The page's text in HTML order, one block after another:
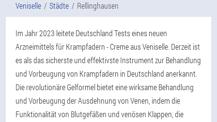
Veniselle Städte Rellinghausen
Im Jahr 2023 leitete Deutschland Tests eines neuen
Arzneimittels für Krampfadern - Creme aus Veniselle. Derzeit ist
es als das sicherste und effektivste Instrument zur Behandlung
und Vorbeugung von Krampfadern in Deutschland anerkannt.
Die revolutionäre Gelformel bietet eine wirksame Behandlung
und Vorbeugung der Ausdehnung von Venen, indem die
Funktionalität von Blutgefäßen und venösen Klappen, die